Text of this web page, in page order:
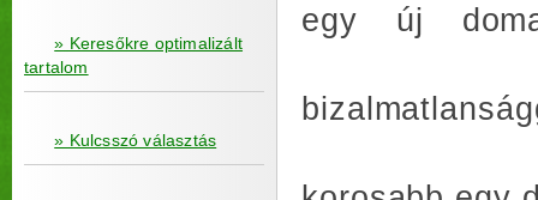
» Keresőkre optimalizált
tartalom
» Kulcsszó választás
egy új